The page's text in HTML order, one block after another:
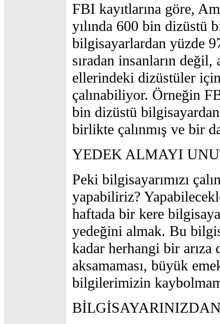
FBI kayıtlarına göre,
yılında 600 bin dizüstü
bilgisayarlardan yüzde
sıradan insanların değil,
ellerindeki dizüstüler
çalınabiliyor. Örneğin
bin dizüstü
birlikte çalınmış ve bir
YEDEK ALMAYI
Peki bilgisayarımızı
yapabiliriz?
haftada bir kere
yedeğini almak. Bu
kadar herhangi bir
aksamaması, büyük
bilgilerimizin